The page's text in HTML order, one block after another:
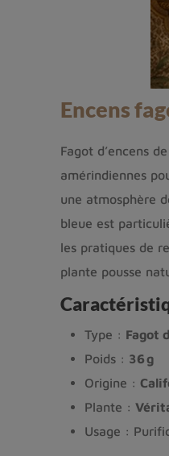
Encens
Fagot d’encens de
amérindiennes
une atmosphère
bleue est
les pratiques de
plante pousse
Type : Fagot
Poids : 36 g
Origine :
Plante :
Usage :